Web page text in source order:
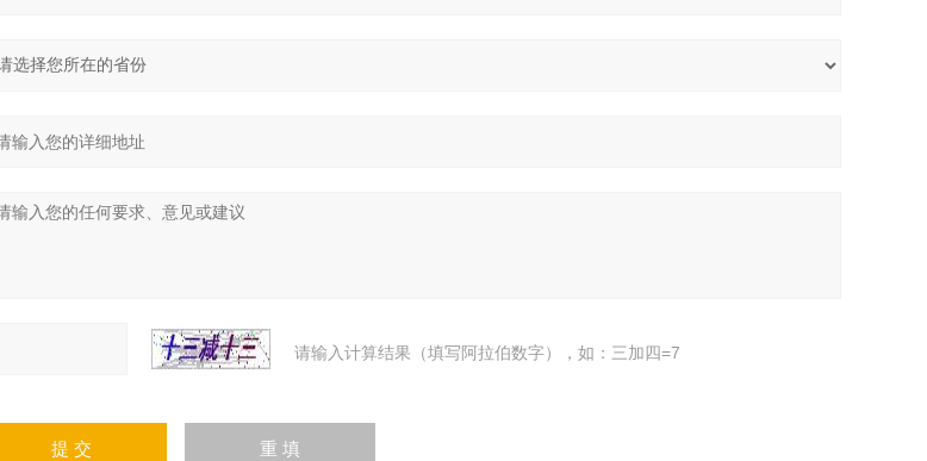
请输入计算结果（填写阿拉伯数字），如：三加四=7